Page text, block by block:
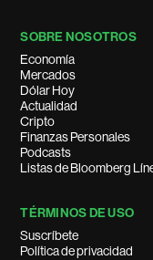
SOBRE NOSOTROS
Economía
Mercados
Dólar Hoy
Actualidad
Cripto
Finanzas Personales
Podcasts
Listas de Bloomberg
TÉRMINOS DE USO
Suscríbete
Política de privacidad